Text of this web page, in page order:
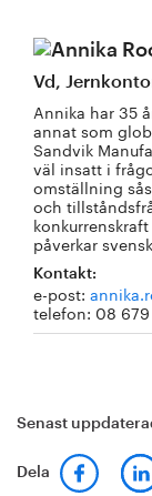
Vd,
Annika har 35
annat som
Sandvik
väl insatt i
omställning
och
påverkar
Kontakt:
e-post:
telefon: 08 679
Senast
Dela